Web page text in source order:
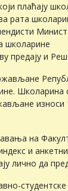
плаћају
рата
школарине
предају и
износи
на
и
лично да